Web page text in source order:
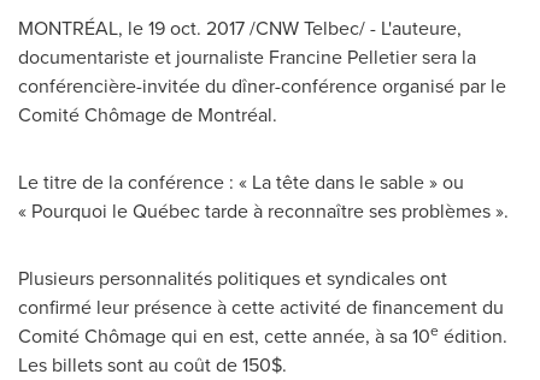
MONTRÉAL, le 19 oct. 2017 /CNW Telbec/ - L'auteure,
documentariste et journaliste Francine Pelletiersera la
conférencière-invitée du dîner-conférence organisé par le
Comité Chômage de Montréal.
Le titre de la conférence : « La tête dans le sable » ou
« Pourquoi le Québec tarde à reconnaître ses problèmes ».
Plusieurs personnalités politiques et syndicales ont
confirmé leur présence à cette activité de financement du
Comité Chômage qui en est, cette année, à sa 10e édition.
Les billets sont au coût de 150$.